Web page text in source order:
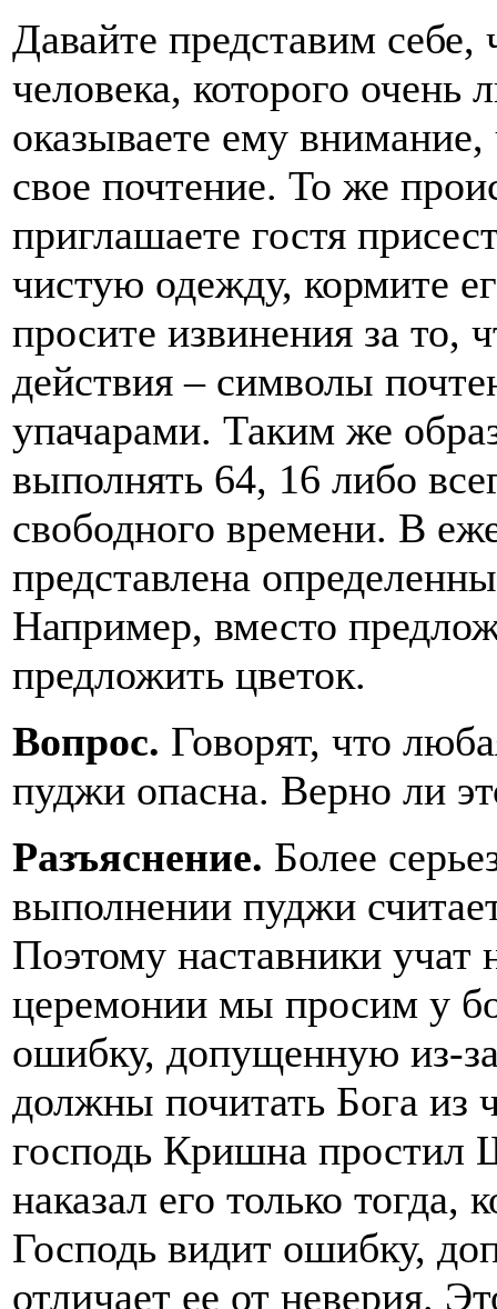
Давайте представим
человека, которого
оказываете ему
свое почтение. То же
приглашаете гостя
чистую одежду, кормите
просите извинения за то,
действия – символы
упачарами. Таким же
выполнять 64, 16 либо
свободного времени. В
представлена
Например, вместо
предложить цветок.
Вопрос. Говорят, что
пуджи опасна. Верно ли
Разъяснение. Более
выполнении пуджи
Поэтому наставники учат
церемонии мы просим у
ошибку, допущенную из-
должны почитать Бога из
господь Кришна простил
наказал его только тогда,
Господь видит ошибку,
отличает ее от неверия.